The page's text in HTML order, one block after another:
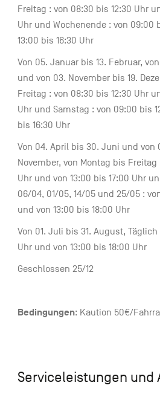
Freitag : von 08:30 bis 12:30 Uhr
Uhr und Wochenende : von 09:00
13:00 bis 16:30 Uhr
Von 05. Januar bis 13. Februar,
und von 03. November bis 19.
Freitag : von 08:30 bis 12:30 Uhr
Uhr und Samstag : von 09:00 bis
bis 16:30 Uhr
Von 04. April bis 30. Juni und von
November, von Montag bis
Uhr und von 13:00 bis 17:00 Uhr
06/04, 01/05, 14/05 und 25/05 :
und von 13:00 bis 18:00 Uhr
Von 01. Juli bis 31. August,
Uhr und von 13:00 bis 18:00 Uhr
Geschlossen 25/12
Bedingungen: Kaution 50€/
Serviceleistungen und